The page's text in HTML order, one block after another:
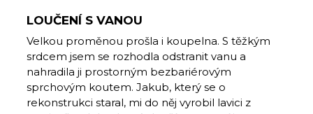
LOUČENÍ S VANOU
Velkou proměnou prošla i koupelna. S těž­kým
srdcem jsem se rozhodla odstranit vanu a
nahradila ji prostorným bezbariérovým
sprchovým koutem. Jakub, který se o
rekonstrukci staral, mi do něj vyrobil lavici z